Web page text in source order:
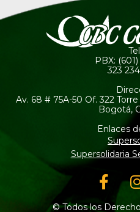
PBX:
323
Av. 68 # 75A-50 Of. 322
Bogotá,
Enlaces
Supersolidaria
f
© Todos los